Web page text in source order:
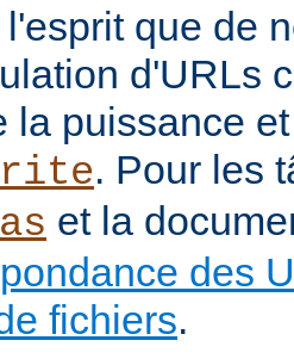
que de
d'URLs
la puissance
. Pour les
et la
des
fichiers.